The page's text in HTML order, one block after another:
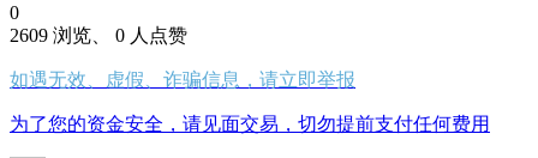
0
2609 浏览、 0 人点赞
如遇无效、虚假、诈骗信息，请立即举报
为了您的资金安全，请见面交易，切勿提前支付任何费用